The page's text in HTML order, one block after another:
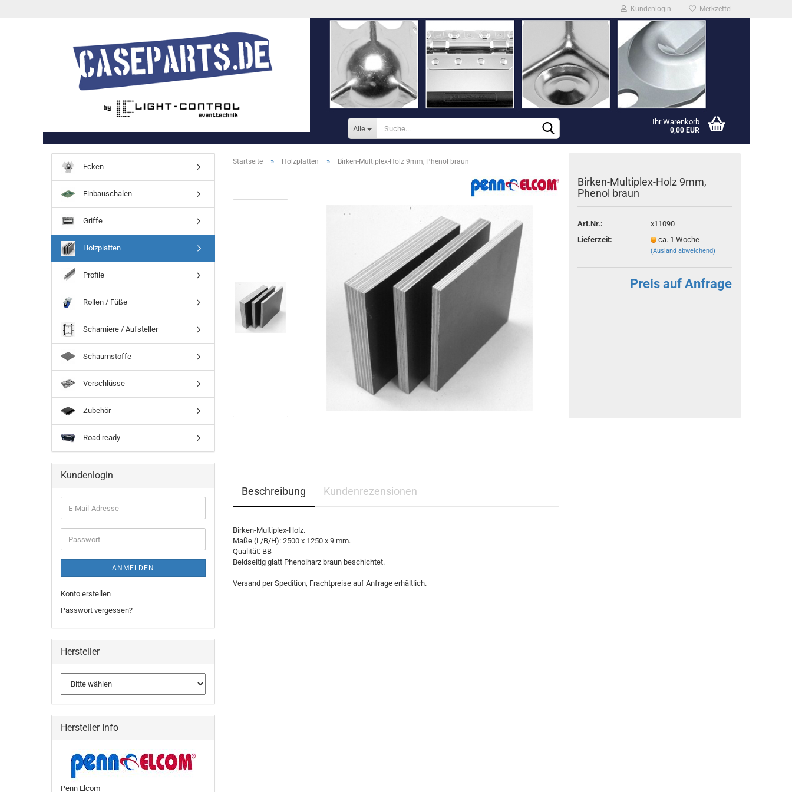
Kundenlogin
Passwort vergessen?
Merkzettel
Alle
Ihr Warenkorb
0,00 EUR
Startseite » Holzplatten » Birken-Multiplex-Holz 9mm, Phenol braun
Birken-Multiplex-Holz 9mm,
Phenol braun
Art.Nr.:
x11090
Lieferzeit:
ca. 1 Woche
(Ausland abweichend)
Preis auf Anfrage
Beschreibung Kundenrezensionen
Birken-Multiplex-Holz.
Maße (L/B/H): 2500 x 1250 x 9 mm.
Qualität: BB
Beidseitig glatt Phenolharz braun beschichtet.
Versand per Spedition, Frachtpreise auf Anfrage erhältlich.
Ecken
Einbauschalen
Griffe
Holzplatten
Profile
Rollen / Füße
Scharniere / Aufsteller
Schaumstoffe
Verschlüsse
Zubehör
Road ready
Kundenlogin
ANMELDEN
Konto erstellen
Passwort vergessen?
Hersteller
Hersteller Info
Penn Elcom